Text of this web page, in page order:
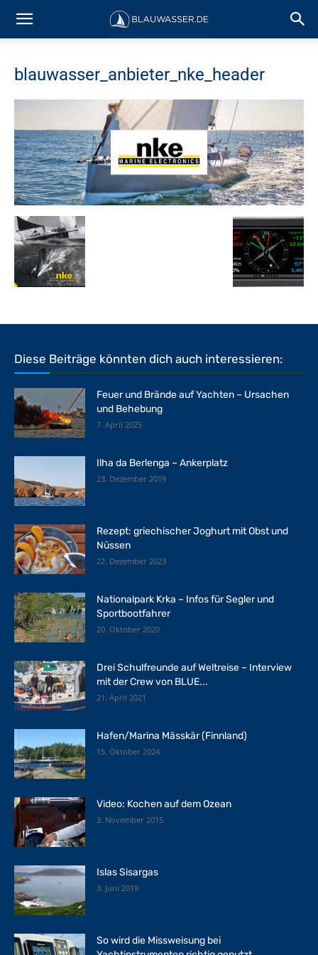
blauwasser_anbieter_nke_header
Diese Beiträge könnten dich auch interessieren:
Feuer und Brände auf Yachten – Ursachen
und Behebung
7. April 2025
Ilha da Berlenga – Ankerplatz
23. Dezember 2019
Rezept: griechischer Joghurt mit Obst und
Nüssen
22. Dezember 2023
Nationalpark Krka – Infos für Segler und
Sportbootfahrer
20. Oktober 2020
Drei Schulfreunde auf Weltreise – Interview
mit der Crew von BLUE...
21. April 2021
Hafen/Marina Mässkär (Finnland)
15. Oktober 2024
Video: Kochen auf dem Ozean
3. November 2015
Islas Sisargas
3. Juni 2019
So wird die Missweisung bei